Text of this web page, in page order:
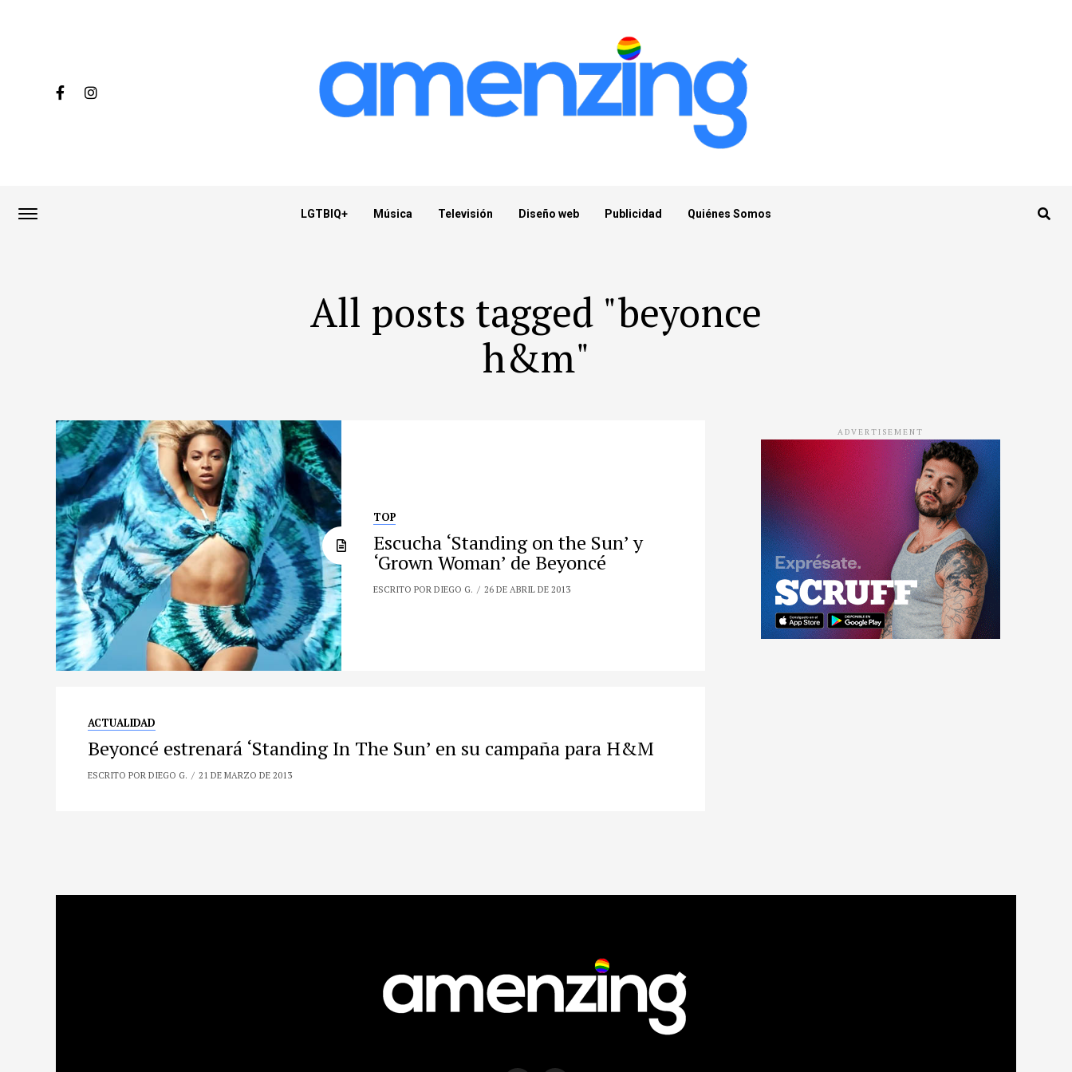
LGTBIQ+ Música Televisión Diseño web Publicidad Quiénes Somos
All posts tagged "beyonce
h&m"
TOP
Escucha ‘Standing on the Sun’ y
‘Grown Woman’ de Beyoncé
ESCRITO POR DIEGO G. 26 DE ABRIL DE 2013
ACTUALIDAD
Beyoncé estrenará ‘Standing In The Sun’ en su campaña para H&M
ESCRITO POR DIEGO G. 21 DE MARZO DE 2013
ADVERTISEMENT